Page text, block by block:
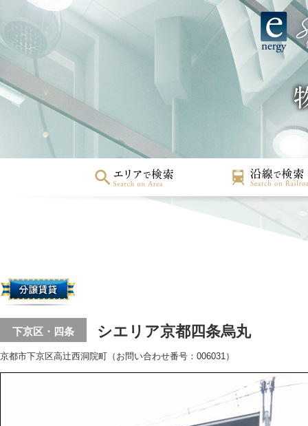
下京区・四条 シエリア京都四条烏丸
京都市下京区高辻西洞院町（お問い合わせ番号：006031）